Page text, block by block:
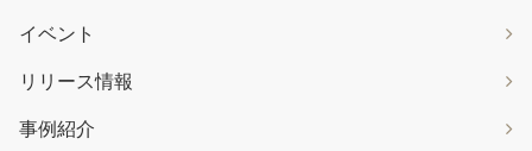
イベント
リリース情報
事例紹介